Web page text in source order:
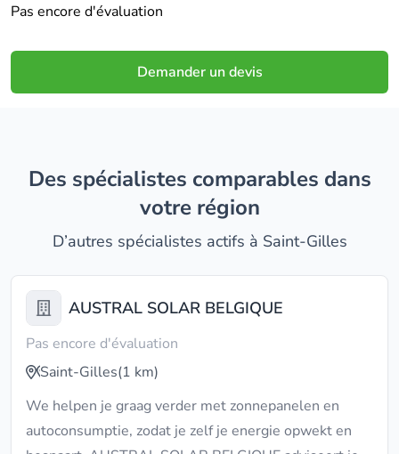
Pas encore d'évaluation
Demander un devis
Des spécialistes comparables dans
votre région
D’autres spécialistes actifs à Saint-Gilles
AUSTRAL SOLAR BELGIQUE
Pas encore d'évaluation
Saint-Gilles(1 km)
We helpen je graag verder met zonnepanelen en
autoconsumptie, zodat je zelf je energie opwekt en